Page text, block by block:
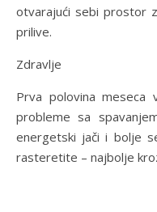
otvarajući sebi prostor
prilive.
Zdravlje
Prva polovina meseca
probleme sa
energetski jači i bolje
rasteretite – najbolje